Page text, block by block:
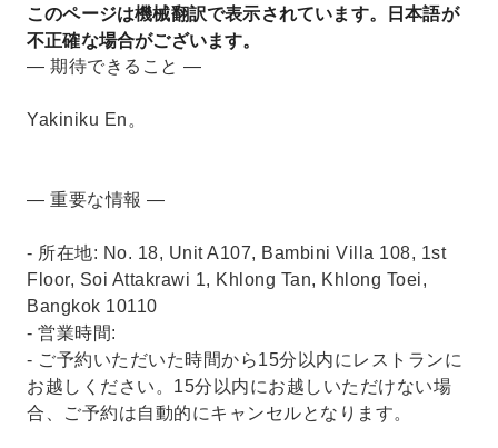
このページは機械翻訳で表示されています。日本語が
不正確な場合がございます。
— 期待できること —
Yakiniku En。
— 重要な情報 —
- 所在地: No. 18, Unit A107, Bambini Villa 108, 1st
Floor, Soi Attakrawi 1, Khlong Tan, Khlong Toei,
Bangkok 10110
- 営業時間:
- ご予約いただいた時間から15分以内にレストランに
お越しください。15分以内にお越しいただけない場
合、ご予約は自動的にキャンセルとなります。